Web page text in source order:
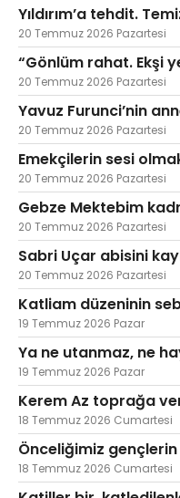
Yıldırım’a tehdit.
20 Temmuz 2026 Pazartesi
“Gönlüm rahat. Ekşi
20 Temmuz 2026 Pazartesi
Yavuz Furunci’nin
20 Temmuz 2026 Pazartesi
Emekçilerin sesi
20 Temmuz 2026 Pazartesi
Gebze Mektebim
20 Temmuz 2026 Pazartesi
Sabri Uçar abisini
20 Temmuz 2026 Pazartesi
Katliam düzeninin
19 Temmuz 2026 Pazar
Ya ne utanmaz, ne
19 Temmuz 2026 Pazar
Kerem Az toprağa
18 Temmuz 2026 Cumartesi
Önceliğimiz
18 Temmuz 2026 Cumartesi